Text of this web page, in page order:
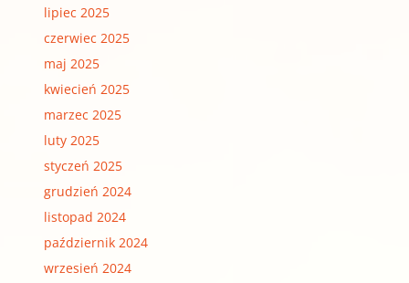
lipiec 2025
czerwiec 2025
maj 2025
kwiecień 2025
marzec 2025
luty 2025
styczeń 2025
grudzień 2024
listopad 2024
październik 2024
wrzesień 2024